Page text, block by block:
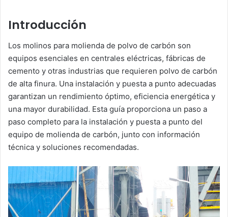
Introducción
Los molinos para molienda de polvo de carbón son
equipos esenciales en centrales eléctricas, fábricas de
cemento y otras industrias que requieren polvo de carbón
de alta finura. Una instalación y puesta a punto adecuadas
garantizan un rendimiento óptimo, eficiencia energética y
una mayor durabilidad. Esta guía proporciona un paso a
paso completo para la instalación y puesta a punto del
equipo de molienda de carbón, junto con información
técnica y soluciones recomendadas.